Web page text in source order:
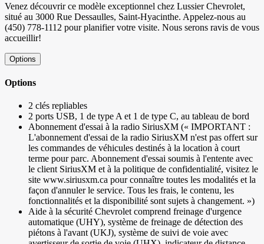
Venez découvrir ce modèle exceptionnel chez Lussier Chevrolet,
situé au 3000 Rue Dessaulles, Saint-Hyacinthe. Appelez-nous au
(450) 778-1112 pour planifier votre visite. Nous serons ravis de vous
accueillir!
Options
Options
2 clés repliables
2 ports USB, 1 de type A et 1 de type C, au tableau de bord
Abonnement d'essai à la radio SiriusXM (« IMPORTANT :
L'abonnement d'essai de la radio SiriusXM n'est pas offert sur
les commandes de véhicules destinés à la location à court
terme pour parc. Abonnement d'essai soumis à l'entente avec
le client SiriusXM et à la politique de confidentialité, visitez le
site www.siriusxm.ca pour connaître toutes les modalités et la
façon d'annuler le service. Tous les frais, le contenu, les
fonctionnalités et la disponibilité sont sujets à changement. »)
Aide à la sécurité Chevrolet comprend freinage d'urgence
automatique (UHY), système de freinage de détection des
piétons à l'avant (UKJ), système de suivi de voie avec